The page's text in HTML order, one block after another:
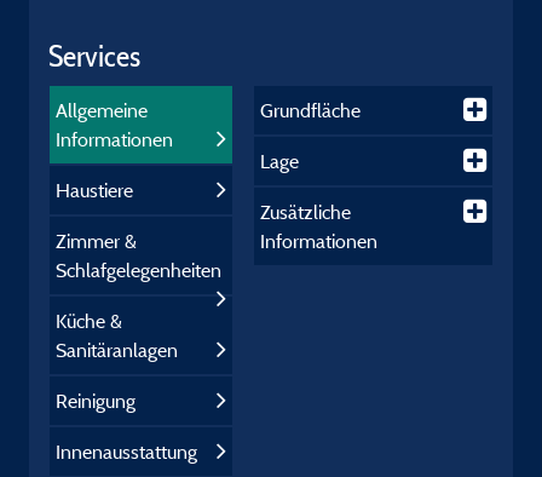
Services
Allgemeine
Informationen
Haustiere
Zimmer &
Schlafgelegenheiten
Küche &
Sanitäranlagen
Reinigung
Innenausstattung
Grundfläche
Lage
Zusätzliche
Informationen